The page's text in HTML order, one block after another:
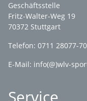
Geschäftsstelle
Fritz-Walter-Weg 19
70372 Stuttgart
Telefon: 0711 28077-
E-Mail: info(@)wlv-
Service